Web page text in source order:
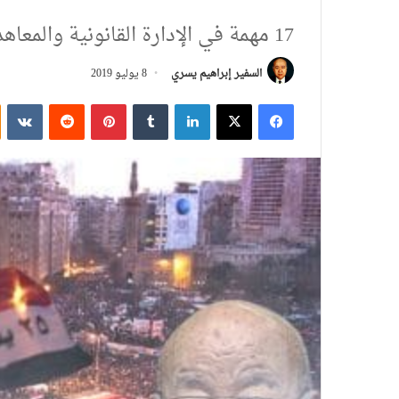
17 مهمة في الإدارة القانونية والمعاهدات الدولية
السفير إبراهيم يسري 8 يوليو 2019
فيسبوك ‫X لينكدإن بينتيريست